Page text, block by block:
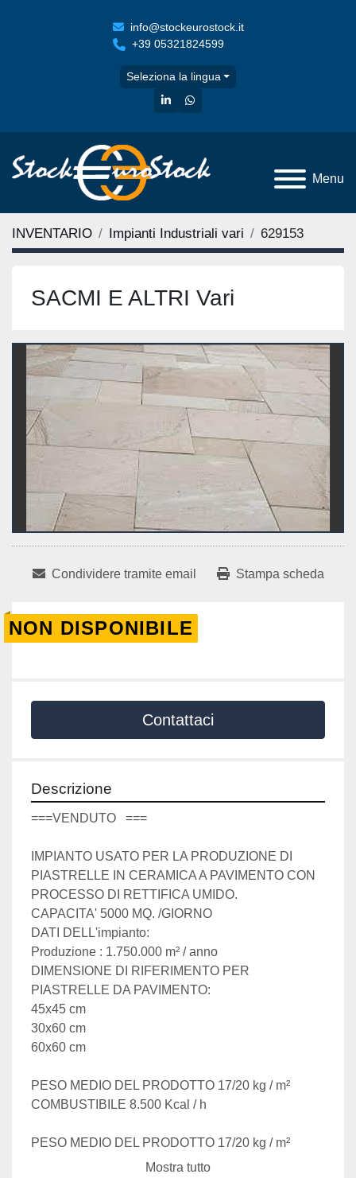
info@stockeurostock.it
+39 05321824599
Seleziona la lingua
linkedinwhatsapp
Menu
INVENTARIO Impianti Industriali vari 629153
SACMI E ALTRI Vari
Condividere tramite email Stampa scheda
NON DISPONIBILE
Contattaci
Descrizione
===VENDUTO   ===
IMPIANTO USATO PER LA PRODUZIONE DI
PIASTRELLE IN CERAMICA A PAVIMENTO CON
PROCESSO DI RETTIFICA UMIDO.
CAPACITA' 5000 MQ. /GIORNO
DATI DELL'impianto:
Produzione : 1.750.000 m² / anno
DIMENSIONE DI RIFERIMENTO PER
PIASTRELLE DA PAVIMENTO:
45x45 cm
30x60 cm
60x60 cm
PESO MEDIO DEL PRODOTTO 17/20 kg / m²
COMBUSTIBILE 8.500 Kcal / h
PESO MEDIO DEL PRODOTTO 17/20 kg / m²
Mostra tutto